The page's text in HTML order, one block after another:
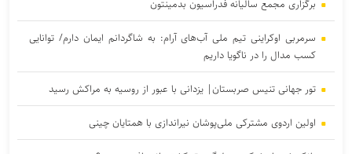
برگزاری مجمع سالیانه فدراسیون بدمینتون
سرمربی اوکراینی تیم ملی آب‌های آرام: به شاگردانم ایمان دارم/ توانایی
کسب مدال را در ناگویا داریم
تور جهانی تنیس صربستان| یزدانی با عبور از روسیه به مراکش رسید
اولین اردوی مشترکی ملی‌پوشان نیراندازی با همتایان چینی